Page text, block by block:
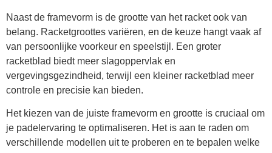
Naast de framevorm is de grootte van het racket ook van
belang. Racketgroottes variëren, en de keuze hangt vaak af
van persoonlijke voorkeur en speelstijl. Een groter
racketblad biedt meer slagoppervlak en
vergevingsgezindheid, terwijl een kleiner racketblad meer
controle en precisie kan bieden.
Het kiezen van de juiste framevorm en grootte is cruciaal om
je padelervaring te optimaliseren. Het is aan te raden om
verschillende modellen uit te proberen en te bepalen welke